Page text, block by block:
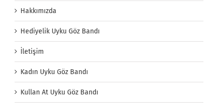
Hakkımızda
Hediyelik Uyku Göz Bandı
İletişim
Kadın Uyku Göz Bandı
Kullan At Uyku Göz Bandı